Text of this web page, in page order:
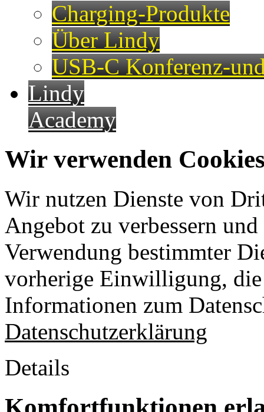
Charging-Produkte
Über Lindy
USB-C Konferenz-
Lindy
Academy
Wir verwenden
Wir nutzen Dienste von
Angebot zu verbessern
Verwendung bestimmter
vorherige Einwilligung,
Informationen zum
Datenschutzerklärung
Details